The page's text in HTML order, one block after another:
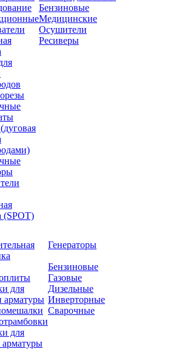
(SPOT)
Бензиновые
Медицинские
Осушители
Ресиверы
для
арматуры
для
арматуры
Генераторы
Бензиновые
Газовые
Дизельные
Инверторные
Сварочные